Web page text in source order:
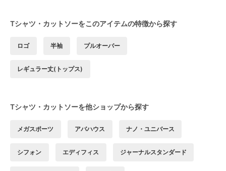
Tシャツ・カットソーをこのアイテムの特徴から探す
ロゴ 半袖 プルオーバー
レギュラー丈(トップス)
Tシャツ・カットソーを他ショップから探す
メガスポーツ アバハウス ナノ・ユニバース
シフォン エディフィス ジャーナルスタンダード